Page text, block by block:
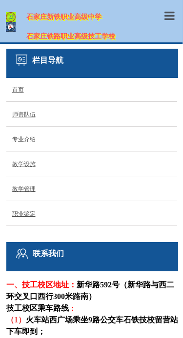
石家庄新铁职业高级中学
石家庄铁路职业高级技工学校
师
职
一、技工校区地址： 新华路592号（新华路与西二
环交叉口西行300米路南）
技工校区乘车路线：
（1） 火车站西广场乘坐9路公交车石铁技校留营站
下车即到；
联系我们
栏目导航
首页
师资队伍
专业介绍
教学设施
教学管理
职业鉴定